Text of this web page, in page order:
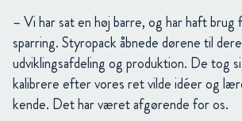
– Vi har sat en høj barre, og har haft
sparring. Styropack åbnede dørene til
udviklingsafdeling og produktion. De tog
kalibrere efter vores ret vilde idéer og
kende. Det har været afgørende for os.